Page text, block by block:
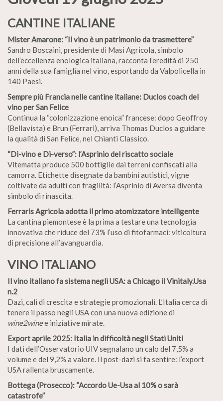
CANTINE ITALIANE
Mister Amarone: “Il vino è un patrimonio da trasmettere”
Sandro Boscaini, presidente di Masi Agricola, simbolo
dell’eccellenza enologica italiana, racconta l’eredità di 250
anni della sua famiglia nel vino, esportando da Valpolicella in
140 Paesi.
Sempre più Francia nelle cantine italiane: Duclos coach del
vino per San Felice
Continua la “colonizzazione enoica” francese: dopo Geoffroy
(Bellavista) e Brun (Ferrari), arriva Thomas Duclos a guidare
la qualità di San Felice, nel Chianti Classico.
“Di-vino e Di-verso”: l’Asprinio del riscatto sociale
Vitematta produce 500 bottiglie dai terreni confiscati alla
camorra. Etichette disegnate da bambini autistici, vigne
coltivate da adulti con fragilità: l’Asprinio di Aversa diventa
simbolo di rinascita.
Ferraris Agricola adotta il primo atomizzatore intelligente
La cantina piemontese è la prima a testare una tecnologia
innovativa che riduce del 73% l’uso di fitofarmaci: viticoltura
di precisione all’avanguardia.
VINO ITALIANO
Il vino italiano fa sistema negli USA: a Chicago il Vinitaly.Usa
n.2
Dazi, cali di crescita e strategie promozionali. L’Italia cerca di
tenere il passo negli USA con una nuova edizione di
wine2winee iniziative mirate.
Export aprile 2025: Italia in difficoltà negli Stati Uniti
I dati dell’Osservatorio UIV segnalano un calo del 7,5% a
volume e del 9,2% a valore. Il post-dazi si fa sentire: l’export
USA rallenta bruscamente.
Bottega (Prosecco): “Accordo Ue-Usa al 10% o sarà
catastrofe”